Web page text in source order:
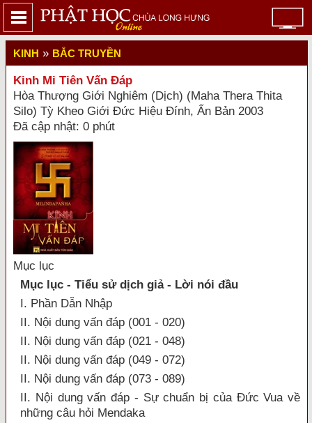
KINH » BẮC TRUYỀN
Kinh Mi Tiên Vấn Đáp
Hòa Thượng Giới Nghiêm (Dịch) (Maha Thera Thita
Silo) Tỳ Kheo Giới Ðức Hiệu Đính, Ấn Bản 2003
Đã cập nhật: 0 phút
Mục lục
Mục lục - Tiểu sử dịch giả - Lời nói đầu
I. Phần Dẫn Nhập
II. Nội dung vấn đáp (001 - 020)
II. Nội dung vấn đáp (021 - 048)
II. Nội dung vấn đáp (049 - 072)
II. Nội dung vấn đáp (073 - 089)
II. Nội dung vấn đáp - Sự chuẩn bị của Đức Vua về
những câu hỏi Mendaka